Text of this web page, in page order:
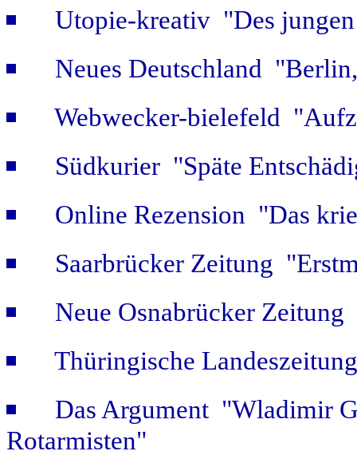
Utopie-kreativ "Des
Neues Deutschland
Webwecker-bielefeld
Südkurier "Späte
Online Rezension "Das
Saarbrücker Zeitung
Neue Osnabrücker
Thüringische
Das Argument "Wladimir
Rotarmisten"